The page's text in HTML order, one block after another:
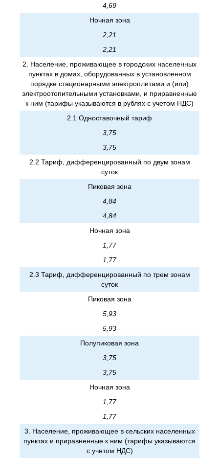
4,69
Ночная зона
2,21
2,21
2. Население, проживающее в городских населенных
пунктах в домах, оборудованных в установленном
порядке стационарными электроплитами и (или)
электроотопительными установками, и приравненные
к ним (тарифы указываются в рублях с учетом НДС)
2.1 Одноставочный тариф
3,75
3,75
2.2 Тариф, дифференцированный по двум зонам
суток
Пиковая зона
4,84
4,84
Ночная зона
1,77
1,77
2.3 Тариф, дифференцированный по трем зонам
суток
Пиковая зона
5,93
5,93
Полупиковая зона
3,75
3,75
Ночная зона
1,77
1,77
3. Население, проживающее в сельских населенных
пунктах и приравненные к ним (тарифы указываются
с учетом НДС)